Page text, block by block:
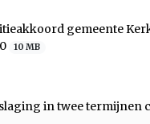
gemeente
10 MB
in twee termijnen